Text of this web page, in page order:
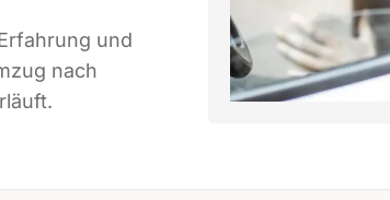
und
nach